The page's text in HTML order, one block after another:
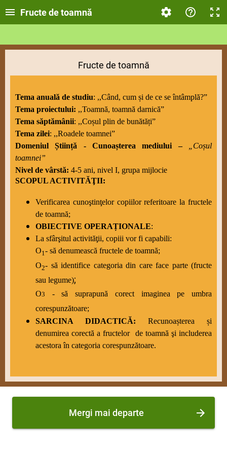
Fructe de toamnă
Fructe de toamnă
Tema anuală de studiu: ,,Când, cum și de ce se întâmplă?”
Tema proiectului: ,,Toamnă, toamnă darnică”
Tema săptămânii: ,,Coșul plin de bunătăți”
Tema zilei: ,,Roadele toamnei”
Domeniul Știință - Cunoașterea mediului –
„Coșul
toamnei”
Nivel de vârstă: 4-5 ani, nivel I, grupa mijlocie
SCOPUL ACTIVITĂŢII:
Verificarea cunoştinţelor copiilor referitoare la fructele
de toamnă;
OBIECTIVE OPERAȚIONALE:
La sfârşitul activităţii, copiii vor fi capabili:
O1- să denumească fructele de toamnă;
O2- să identifice categoria din care face parte (fructe
sau legume);
O3
- să suprapună corect imaginea pe umbra
corespunzătoare;
SARCINA DIDACTICĂ: Recunoașterea și
denumirea corectă a fructelor de toamnă şi includerea
acestora în categoria corespunzătoare.
Mergi mai departe